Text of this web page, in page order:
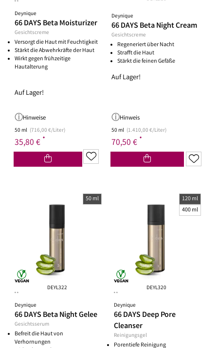
**
Deynique
66 DAYS Beta Moisturizer
Gesichtscreme
Versorgt die Haut mit Feuchtigkeit
Stärkt die Abwehrkräfte der Haut
Wirkt gegen frühzeitige
Hautalterung
Auf Lager!
Hinweise
50 ml (716,00 €/Liter)
35,80 € *
Deynique
66 DAYS Beta Night Cream
Gesichtscreme
Regeneriert über Nacht
Strafft die Haut
Stärkt die feinen Gefäße
Auf Lager!
Hinweis
50 ml (1.410,00 €/Liter)
70,50 € *
50 ml
DEYL322
**
Deynique
66 DAYS Beta Night Gelee
Gesichtsserum
Befreit die Haut von
Verhornungen
120 ml
400 ml
DEYL320
**
Deynique
66 DAYS Deep Pore
Cleanser
Reinigungsgel
Porentiefe Reinigung